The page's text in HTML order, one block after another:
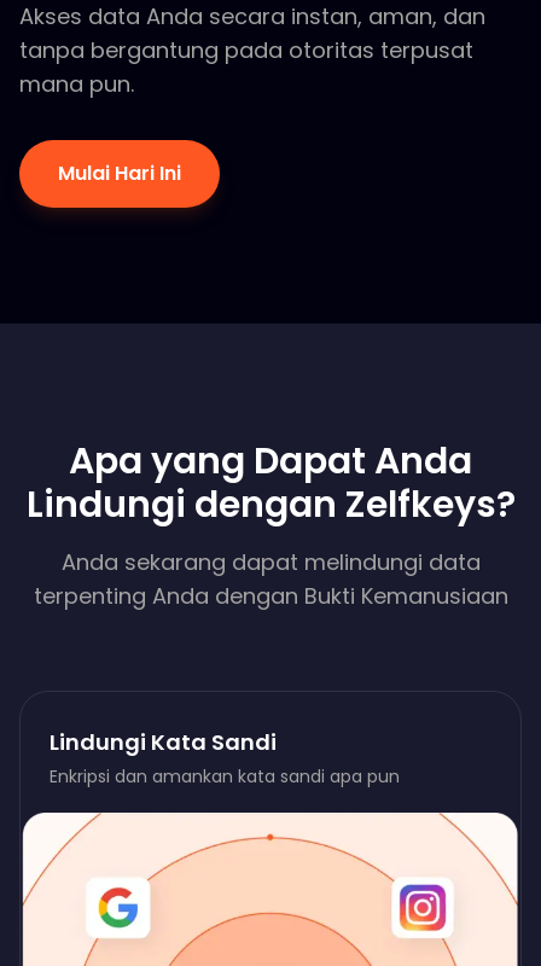
Akses data Anda secara instan, aman, dan
tanpa bergantung pada otoritas terpusat
mana pun.
Mulai Hari Ini
Apa yang Dapat Anda
Lindungi dengan Zelfkeys?
Anda sekarang dapat melindungi data
terpenting Anda dengan Bukti Kemanusiaan
Lindungi Kata Sandi
Enkripsi dan amankan kata sandi apa pun